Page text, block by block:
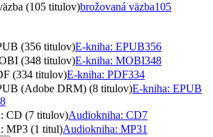
(105 titulov)brožovaná väzba105
(356 titulov)E-kniha: EPUB356
(348 titulov)E-kniha: MOBI348
(334 titulov)E-kniha: PDF334
(Adobe DRM) (8 titulov)E-kniha: EPUB
8
CD (7 titulov)Audiokniha: CD7
MP3 (1 titul)Audiokniha: MP31